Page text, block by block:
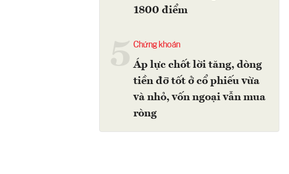
1800 điểm
Chứng khoán
Áp lực chốt lời tăng, dòng
tiền đỡ tốt ở cổ phiếu vừa
và nhỏ, vốn ngoại vẫn mua
ròng